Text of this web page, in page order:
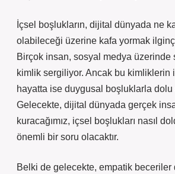
İçsel boşlukların, dijital dünyada ne
olabileceği üzerine kafa yormak
Birçok insan, sosyal medya üzerinde
kimlik sergiliyor. Ancak bu kimliklerin
hayatta ise duygusal boşluklarla dolu
Gelecekte, dijital dünyada gerçek
kuracağımız, içsel boşlukları nasıl
önemli bir soru olacaktır.
Belki de gelecekte, empatik beceriler